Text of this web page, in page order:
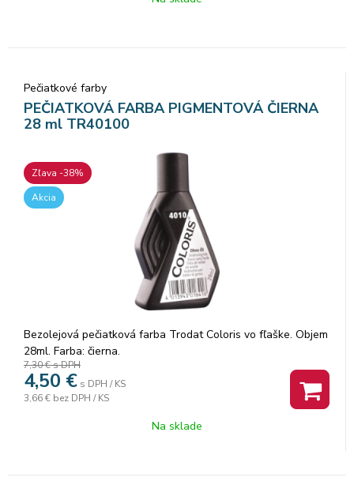
Pečiatkové farby
PEČIATKOVÁ FARBA PIGMENTOVÁ ČIERNA
28 ml TR40100
Zľava -38%
Akcia
Bezolejová pečiatková farba Trodat Coloris vo fľaške. Objem
28ml. Farba: čierna.
7,30 €s DPH
4,50 € s DPH / KS
3,66 € bez DPH / KS
Na sklade